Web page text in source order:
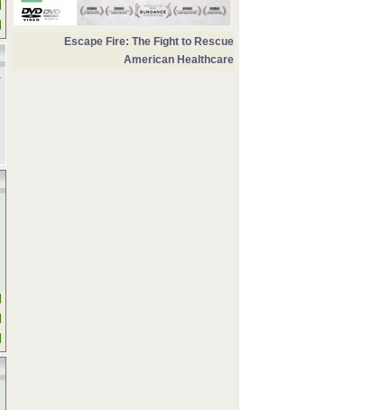
Escape Fire: The Fight to Rescue
American Healthcare